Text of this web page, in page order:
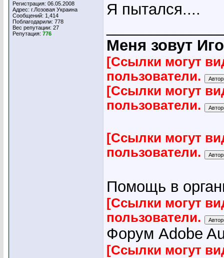
Регистрация: 06.05.2008
Адрес: г.Лозовая Украина
Сообщений: 1,414
Поблагодарили: 778
Вес репутации: 27
Репутация: 776
Я пытался....
Меня зовут
[Ссылки могут
пользователи.
[Ссылки могут
пользователи.
[Ссылки могут
пользователи.
Помощь в
[Ссылки могут
пользователи.
Форум Adobe
[Ссылки могут